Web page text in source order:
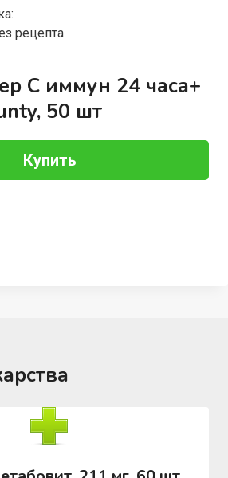
рецепта
С иммун 24 часа+
50 шт
Купить